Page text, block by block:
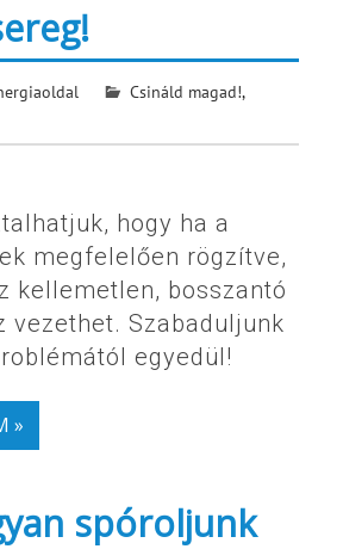
Csináld magad!,
hogy ha a
megfelelően rögzítve,
kellemetlen, bosszantó
vezethet. Szabaduljunk
egyedül!
»
spóroljunk